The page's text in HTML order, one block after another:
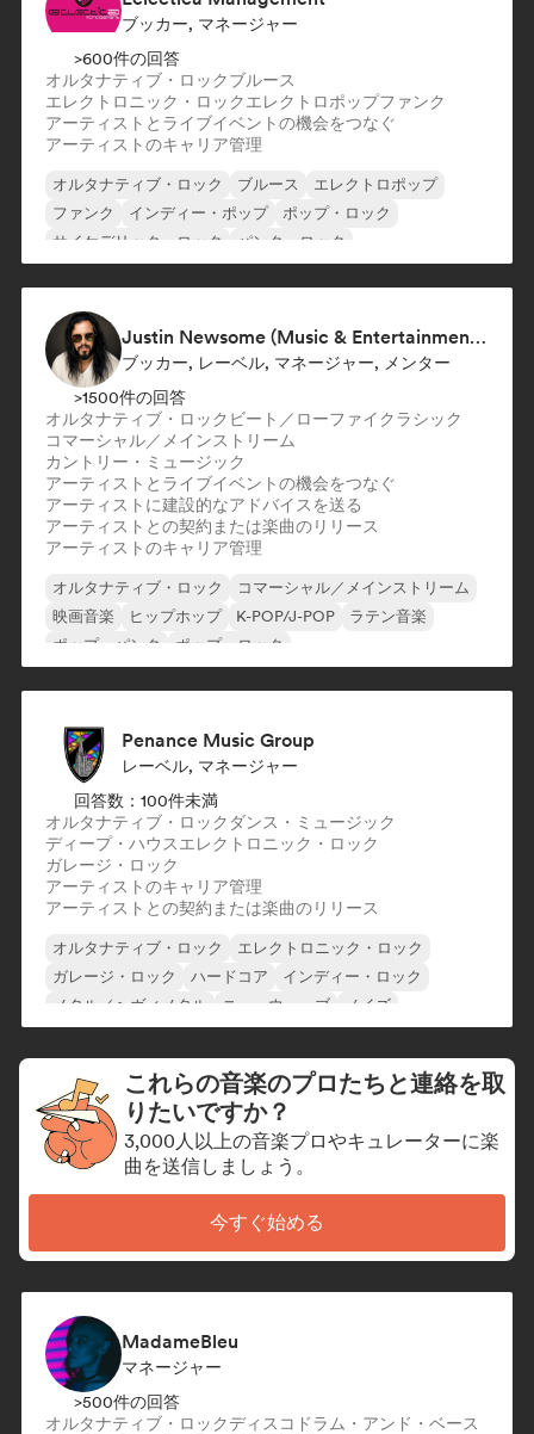
ブッカー, マネージャー
>600件の回答
オルタナティブ・ロックブルース
エレクトロニック・ロックエレクトロポップファンク
アーティストとライブイベントの機会をつなぐ
アーティストのキャリア管理
オルタナティブ・ロック ブルース
エレクトロポップ
ファンク
インディー・ポップ
ポップ・ロック
サイケデリック・ロック
パンク・ロック
Justin Newsome (Music & Entertainment Executive | A&R, Artist Development & Partnerships | Applied AI & Systems Strategy)
ブッカー, レーベル, マネージャー, メンター
>1500件の回答
オルタナティブ・ロック ビート／ローファイクラシック
コマーシャル／メインストリーム
カントリー・ミュージック
アーティストとライブイベントの機会をつなぐ
アーティストに建設的なアドバイスを送る
アーティストとの契約または楽曲のリリース
アーティストのキャリア管理
オルタナティブ・ロック
コマーシャル／メインストリーム
映画音楽
ヒップホップ K-POP/J-POP
ラテン音楽
ポップ・パンク
ポップ・ロック
Penance Music Group
レーベル, マネージャー
回答数：100件未満
オルタナティブ・ロック ダンス・ミュージック
ディープ・ハウスエレクトロニック・ロック
ガレージ・ロック
アーティストのキャリア管理
アーティストとの契約または楽曲のリリース
オルタナティブ・ロック
エレクトロニック・ロック
ガレージ・ロック
ハードコア
インディー・ロック
メタル／ヘヴィメタル
ニューウェーブ ノイズ
これらの音楽のプロたちと連絡を取
りたいですか？
3,000人以上の音楽プロやキュレーターに楽
曲を送信しましょう。
今すぐ始める
MadameBleu
マネージャー
>500件の回答
オルタナティブ・ロックディスコ ドラム・アンド・ベース